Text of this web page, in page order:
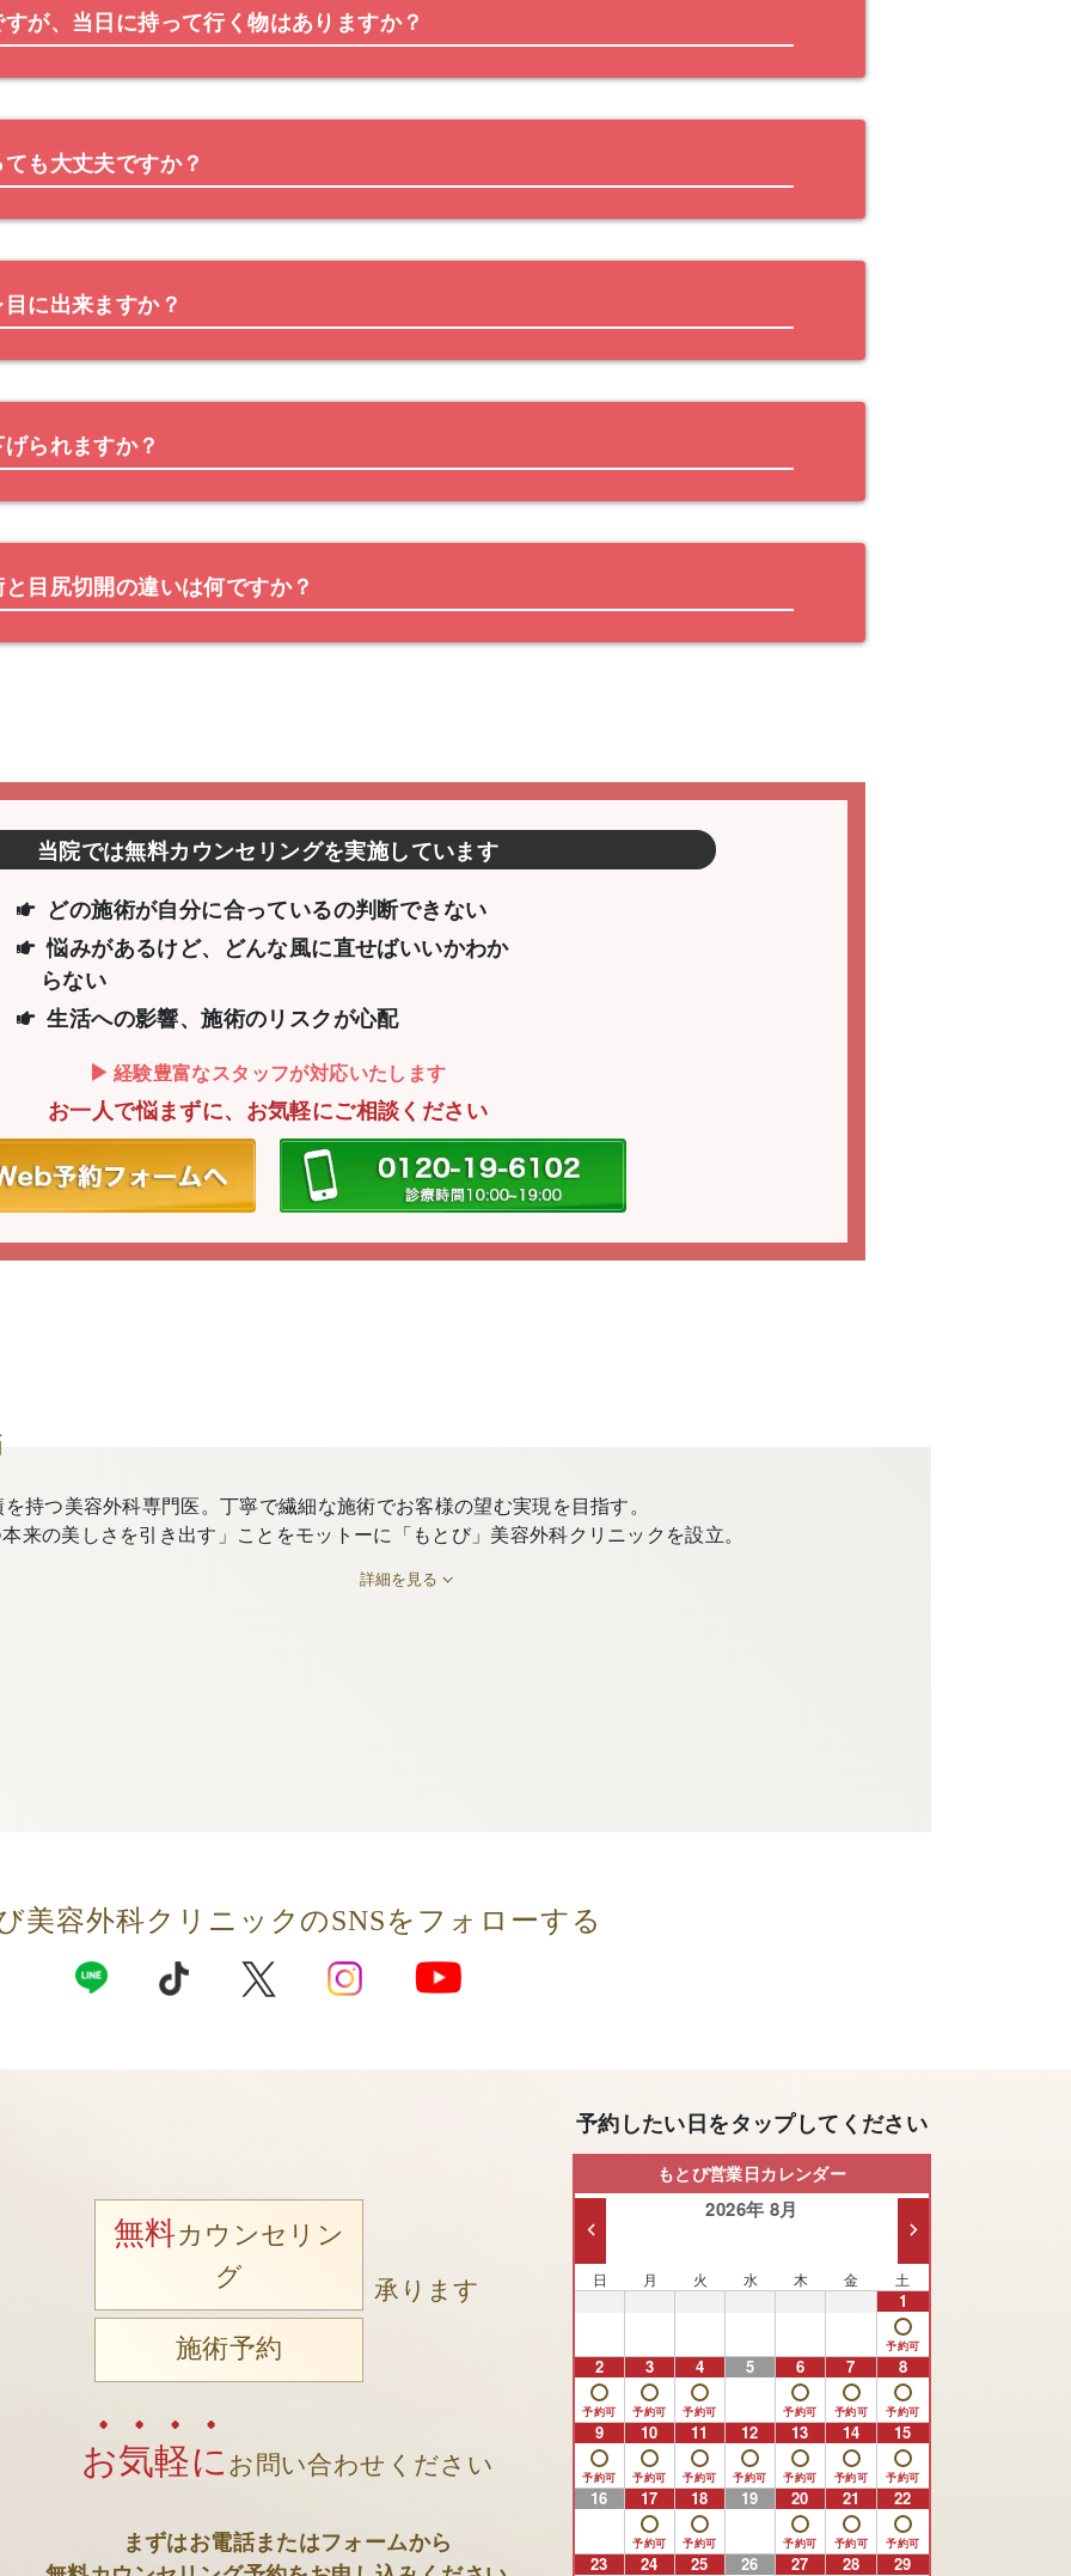
が、当日に持って行く物はありますか？
も大丈夫ですか？
に出来ますか？
られますか？
目尻切開の違いは何ですか？
当院では無料カウンセリングを実施しています
どの施術が自分に合っているの判断できない
悩みがあるけど、どんな風に直せばいいかわか
らない
生活への影響、施術のリスクが心配
経験豊富なスタッフが対応いたします
お一人で悩まずに、お気軽にご相談ください
持つ美容外科専門医。丁寧で繊細な施術でお客様の望む実現を目指す。
来の美しさを引き出す」ことをモットーに「もとび」美容外科クリニックを設立。
詳細を見る
美容外科クリニックのSNSをフォローする
無料カウンセリン
グ
施術予約
承ります
お気軽に お問い合わせください
まずはお電話またはフォームから
予約したい日をタップしてください
もとび営業日カレンダー
2026年 8月
日 月 火 水 木 金 土
1
2 3 4 5 6 7 8
9 10 11 12 13 14 15
16 17 18 19 20 21 22
23 24 25 26 27 28 29